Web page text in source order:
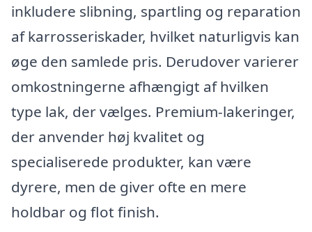
inkludere slibning, spartling og reparation
af karrosseriskader, hvilket naturligvis kan
øge den samlede pris. Derudover varierer
omkostningerne afhængigt af hvilken
type lak, der vælges. Premium-lakeringer,
der anvender høj kvalitet og
specialiserede produkter, kan være
dyrere, men de giver ofte en mere
holdbar og flot finish.